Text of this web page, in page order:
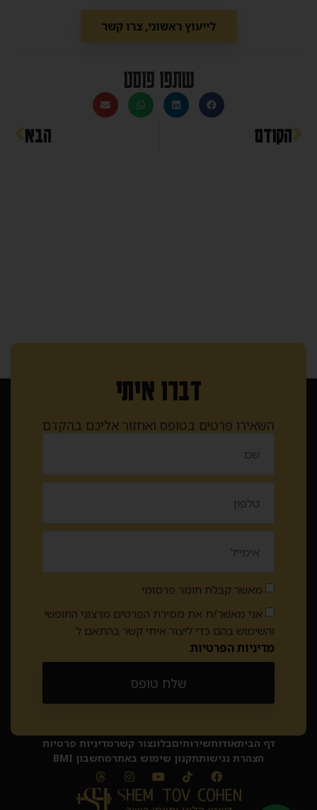
לייעוץ ראשוני, צרו קשר
שתפו פוסט
הקודם הבא
דברו איתי
השאירו פרטים בטופס ואחזור אליכם בהקדם
מאשר קבלת חומר פרסומי
אני מאשר/ת את מסירת הפרטים מרצוני החופשי
והשימוש בהם כדי ליצור איתי קשר בהתאם ל
מדיניות הפרטיות.
שלח טופס
דף הביתאודותשירותיםבלוגצור קשרמדיניות פרטיות
הצהרת נגישותתקנון שימוש באתרמחשבון BMI